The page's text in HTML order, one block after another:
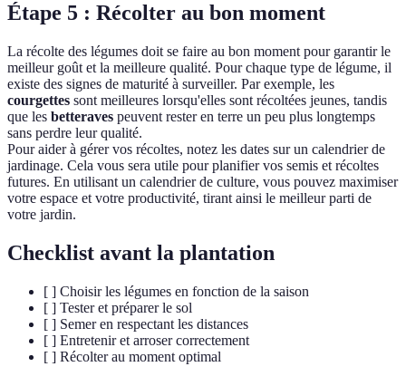
Étape 5 : Récolter au bon moment
La récolte des légumes doit se faire au bon moment pour garantir le
meilleur goût et la meilleure qualité. Pour chaque type de légume, il
existe des signes de maturité à surveiller. Par exemple, les
courgettes sont meilleures lorsqu'elles sont récoltées jeunes, tandis
que les betteraves peuvent rester en terre un peu plus longtemps
sans perdre leur qualité.
Pour aider à gérer vos récoltes, notez les dates sur un calendrier de
jardinage. Cela vous sera utile pour planifier vos semis et récoltes
futures. En utilisant un calendrier de culture, vous pouvez maximiser
votre espace et votre productivité, tirant ainsi le meilleur parti de
votre jardin.
Checklist avant la plantation
[ ] Choisir les légumes en fonction de la saison
[ ] Tester et préparer le sol
[ ] Semer en respectant les distances
[ ] Entretenir et arroser correctement
[ ] Récolter au moment optimal